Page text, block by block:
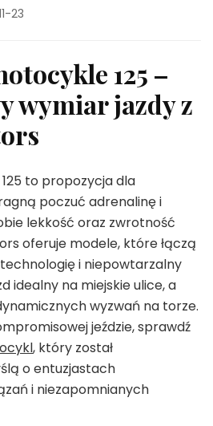
23
125 –
wymiar jazdy z
to propozycja dla
poczuć adrenalinę i
lekkość oraz zwrotność
oferuje modele, które łączą
i niepowtarzalny
idealny na miejskie ulice, a
wyzwań na torze.
jeździe, sprawdź
, który został
o entuzjastach
i niezapomnianych